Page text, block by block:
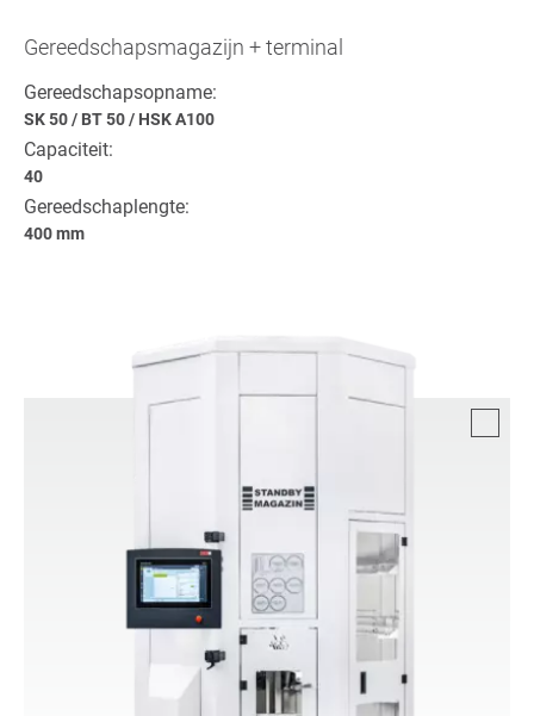
Gereedschapsmagazijn + terminal
Gereedschapsopname:
SK 50/ BT 50/ HSK A100
Capaciteit:
40
Gereedschaplengte:
400 mm